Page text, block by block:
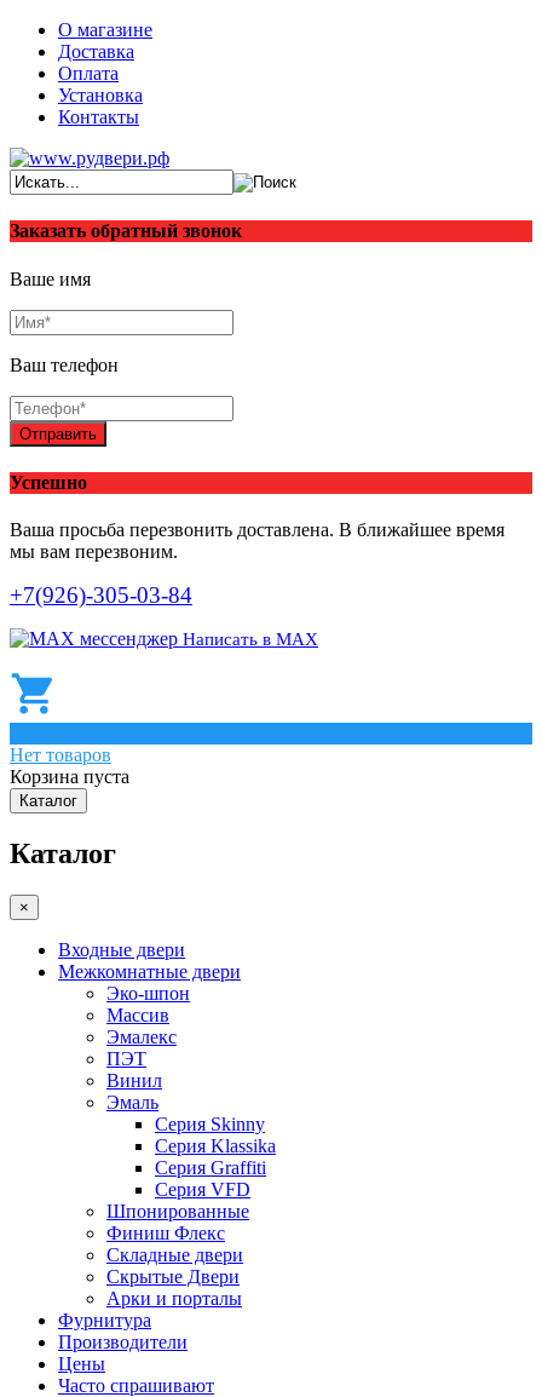
О магазине
Доставка
Оплата
Установка
Контакты
Заказать обратный звонок
Ваше имя
Ваш телефон
Отправить
Успешно
Ваша просьба перезвонить доставлена. В ближайшее время
мы вам перезвоним.
+7(926)-305-03-84
Написать в МАХ
Нет товаров
Корзина пуста
Каталог
Каталог
×
Входные двери
Межкомнатные двери
Эко-шпон
Массив
Эмалекс
ПЭТ
Винил
Эмаль
Серия Skinny
Серия Klassika
Серия Graffiti
Серия VFD
Шпонированные
Финиш Флекс
Складные двери
Скрытые Двери
Арки и порталы
Фурнитура
Производители
Цены
Часто спрашивают